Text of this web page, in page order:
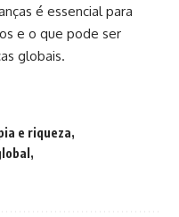
é essencial para
e o que pode ser
globais.
e riqueza